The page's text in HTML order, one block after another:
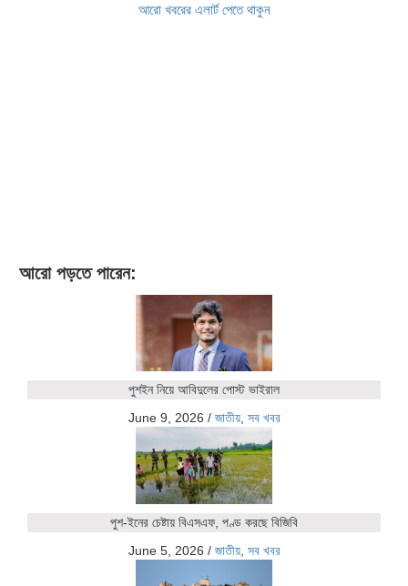
আরো খবরের এলার্ট পেতে থাকুন
আরো পড়তে পারেন:
পুশইন নিয়ে আবিদুলের পোস্ট ভাইরাল
June 9, 2026 / জাতীয়, সব খবর
পুশ-ইনের চেষ্টায় বিএসএফ, পণ্ড করছে বিজিবি
June 5, 2026 / জাতীয়, সব খবর